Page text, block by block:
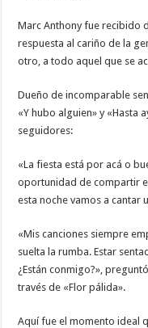
Marc Anthony fue recibido
respuesta al cariño de la
otro, a todo aquel que se
Dueño de incomparable
«Y hubo alguien» y «Hasta
seguidores:
«La fiesta está por acá o
oportunidad de compartir
esta noche vamos a cantar
«Mis canciones siempre
suelta la rumba. Estar
¿Están conmigo?»,
través de «Flor pálida».
Aquí fue el momento ideal